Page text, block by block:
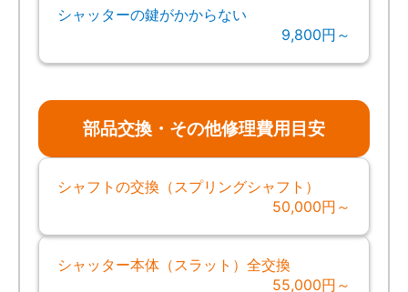
シャッターの鍵がかからない
9,800円～
部品交換・その他修理費用目安
シャフトの交換（スプリングシャフト）
50,000円～
シャッター本体（スラット）全交換
55,000円～